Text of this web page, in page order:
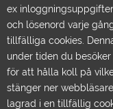
ex
och lösenord varje
tillfälliga cookies.
under tiden du
för att hålla koll på
stänger ner
lagrad i en tillfällig